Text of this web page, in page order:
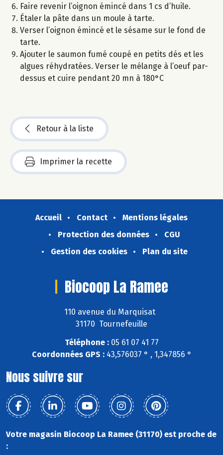
Faire revenir l’oignon émincé dans 1 cs d’huile.
Étaler la pâte dans un moule à tarte.
Verser l’oignon émincé et le sésame sur le fond de
tarte.
Ajouter le saumon fumé coupé en petits dés et les
algues réhydratées. Verser le mélange à l’oeuf par-
dessus et cuire pendant 20 mn à 180°C
Retour à la liste
Imprimer la recette
Accueil Contact
Mentions légales
Protection des données
CGU
Gestion des cookies
Plan du site
Biocoop La Ramee
110 avenue du Marquisat
31170 Tournefeuille
Téléphone :05 61 07 41 77
Coordonnées GPS :43,576037 ° , 1,347856 °
Nous suivre sur
Votre magasin Biocoop La Ramee (31170) est proche de
: